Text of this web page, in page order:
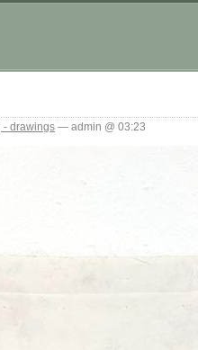
- drawings — admin @ 03:23